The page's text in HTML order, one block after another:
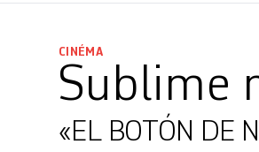
CINÉMA
Sublime
«EL BOTÓN DE